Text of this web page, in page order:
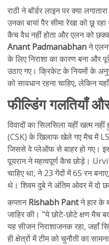
राठी ने बॉर्डर लाइन पर क्या
उनका बायां पैर सीमा रेखा को छू
कैच वैध नहीं होता और एलन को
Anant Padmanabhanने एलन
के लिए निराशा का कारण बना और
उठाए गए। क्रिकेट के नियमों के
को सावधान रहना चाहिए, लेकिन
फील्डिंग गलतियाँ
विवादों का सिलसिला यहीं खत्म
(CSK) के खिलाफ खेले गए मैच में
जिससे वे प्लेऑफ से बाहर हो गए।
पूयरान ने महत्वपूर्ण कैच छोड़े।
चाहिए था, ने 23 गेंदों में 65 रन
थे। शिवम दुबे ने अंतिम ओवर में दो
कप्तानRishabh Pantने हार के
जाहिर की। "ये छोटे-छोटे क्षण मैच
यह सीजन निराशाजनक रहा, जहाँ
ही क्षेत्रों में टीम को चुनौती का